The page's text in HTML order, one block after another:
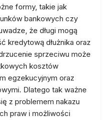
formy, takie jak
bankowych czy
że długi mogą
kredytową dłużnika oraz
sprzeciwu może
kosztów
egzekucyjnym oraz
Dlatego tak ważne
z problemem nakazu
praw i możliwości